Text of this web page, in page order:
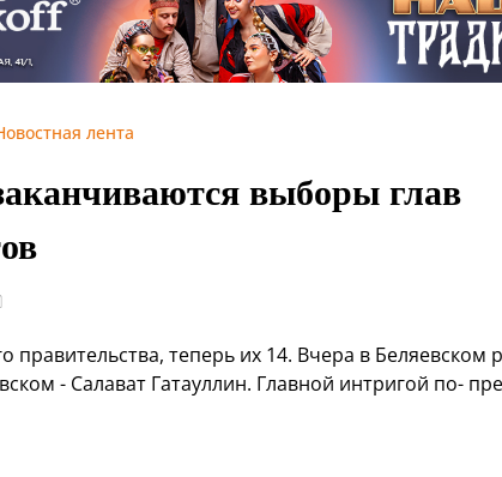
лента
выборы глав
теперь их 14. Вчера в Беляевском
- Салават Гатауллин. Главной интригой по-